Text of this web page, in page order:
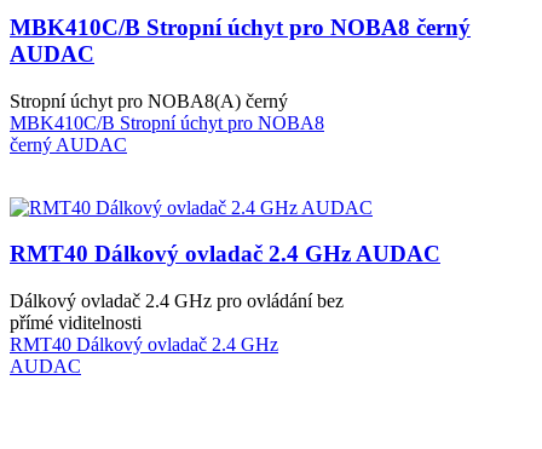
MBK410C/B Stropní úchyt pro NOBA8 černý
AUDAC
Stropní úchyt pro NOBA8(A) černý
MBK410C/B Stropní úchyt pro NOBA8
černý AUDAC
RMT40 Dálkový ovladač 2.4 GHz AUDAC
Dálkový ovladač 2.4 GHz pro ovládání bez
přímé viditelnosti
RMT40 Dálkový ovladač 2.4 GHz
AUDAC